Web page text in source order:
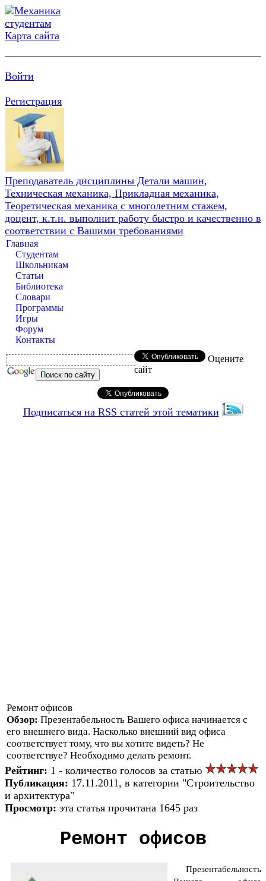
Карта сайта
Войти
Регистрация
Преподаватель дисциплины Детали машин,
Техническая механика, Прикладная механика,
Теоретическая механика с многолетним стажем,
доцент, к.т.н. выполнит работу быстро и качественно в
соответствии с Вашими требованиями
Главная
Студентам
Школьникам
Статьи
Библиотека
Словари
Программы
Игры
Форум
Контакты
Оцените
сайт
Подписаться на RSS статей этой тематики
Ремонт офисов
Обзор: Презентабельность Вашего офиса начинается с
его внешнего вида. Насколько внешний вид офиса
соответствует тому, что вы хотите видеть? Не
соответствуе? Необходимо делать ремонт.
Рейтинг: 1 - количество голосов за статью
Публикация: 17.11.2011, в категории "Строительство
и архитектура"
Просмотр: эта статья прочитана 1645 раз
Ремонт офисов
Презентабельность